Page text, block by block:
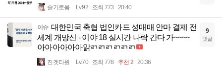
슬기로움 Lv.92 조회 773 20:40
이슈 대한민국 축협 법인카드 성매매 안마 결제 전
세계 개망신 - 이야 18 실시간 나락 간다 가~~~~
아아아아아아앍ㄺㄺㄺㄺㄺㄺ
진겟타원 Lv.70 조회 778 추천 2 20:36
9
댓글